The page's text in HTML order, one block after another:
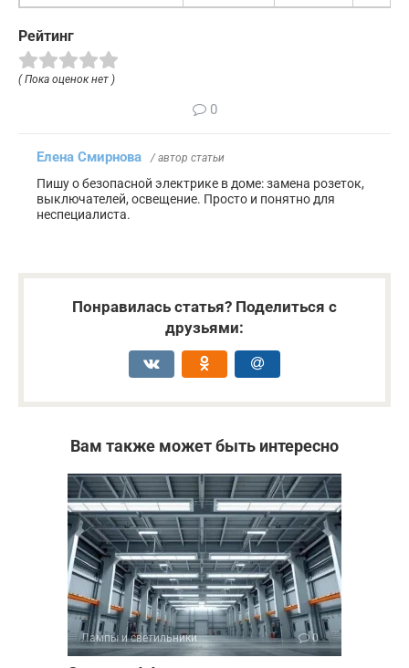
Рейтинг
( Пока оценок нет )
0
Елена Смирнова / автор статьи
Пишу о безопасной электрике в доме: замена розеток,
выключателей, освещение. Просто и понятно для
неспециалиста.
Понравилась статья? Поделиться с
друзьями:
Вам также может быть интересно
Лампы и светильники 0